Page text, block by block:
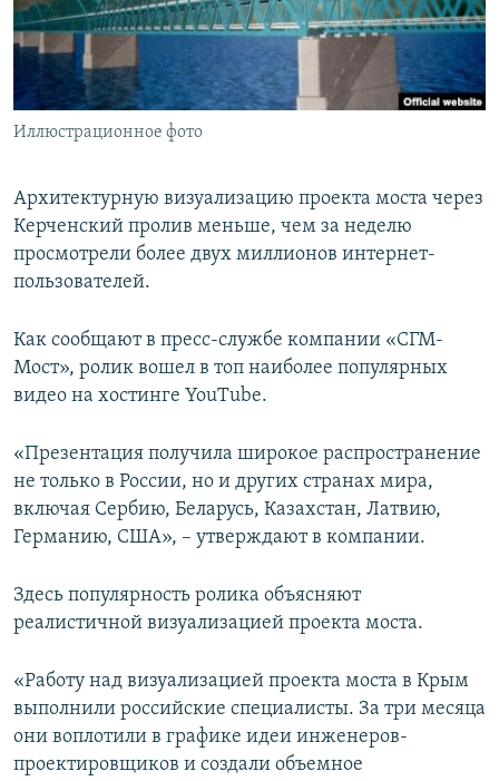
ПОБЕДИТЕЛЕЙ НЕ СУДЯТ?
КРЫМ.НЕПОКОРЕННЫЙ
ELIFBE
УКРАИНСКАЯ ПРОБЛЕМА КРЫМА
ПРИСОЕДИНЯЙТЕСЬ!
Иллюстрационное фото
Архитектурную визуализацию проекта моста через
Керченский пролив меньше, чем за неделю
просмотрели более двух миллионов интернет-
пользователей.
Как сообщают в пресс-службе компании «СГМ-
Мост», ролик вошел в топ наиболее популярных
видео на хостинге YouTube.
«Презентация получила широкое распространение
не только в России, но и других странах мира,
включая Сербию, Беларусь, Казахстан, Латвию,
Германию, США», – утверждают в компании.
Здесь популярность ролика объясняют
реалистичной визуализацией проекта моста.
«Работу над визуализацией проекта моста в Крым
выполнили российские специалисты. За три месяца
они воплотили в графике идеи инженеров-
проектировщиков и создали объемное